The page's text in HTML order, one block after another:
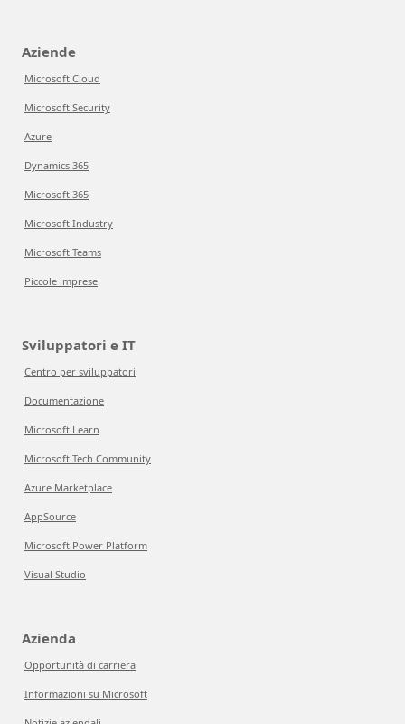
Aziende
Microsoft Cloud
Microsoft Security
Azure
Dynamics 365
Microsoft 365
Microsoft Industry
Microsoft Teams
Piccole imprese
Sviluppatori e IT
Centro per sviluppatori
Documentazione
Microsoft Learn
Microsoft Tech Community
Azure Marketplace
AppSource
Microsoft Power Platform
Visual Studio
Azienda
Opportunità di carriera
Informazioni su Microsoft